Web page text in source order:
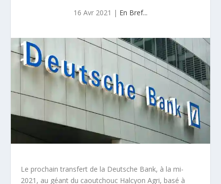
16 Avr 2021 | En Bref...
Le prochain transfert de la Deutsche Bank, à la mi-
2021, au géant du caoutchouc Halcyon Agri, basé à